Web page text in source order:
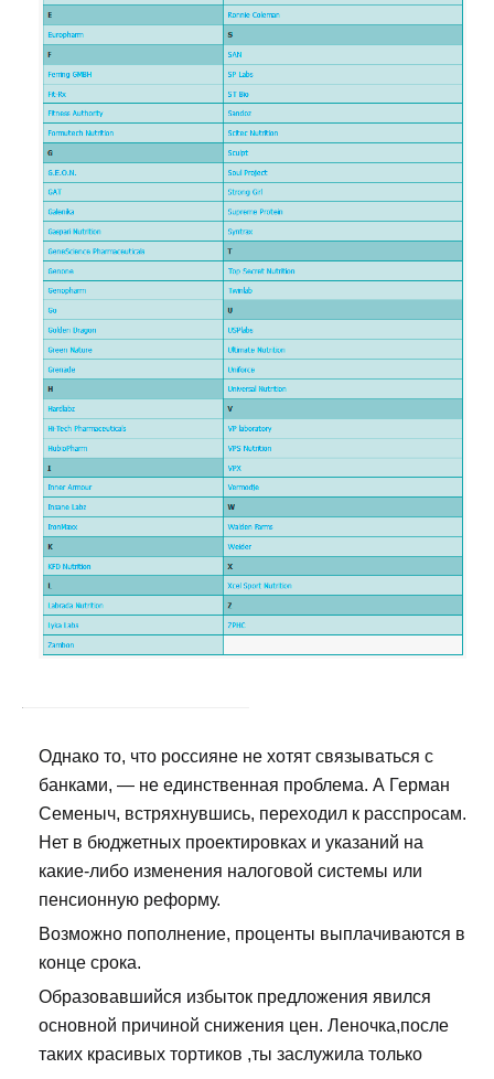
Однако то, что россияне не хотят связываться с
банками, — не единственная проблема. А Герман
Семеныч, встряхнувшись, переходил к расспросам.
Нет в бюджетных проектировках и указаний на
какие-либо изменения налоговой системы или
пенсионную реформу.
Возможно пополнение, проценты выплачиваются в
конце срока.
Образовавшийся избыток предложения явился
основной причиной снижения цен. Леночка,после
таких красивых тортиков ,ты заслужила только